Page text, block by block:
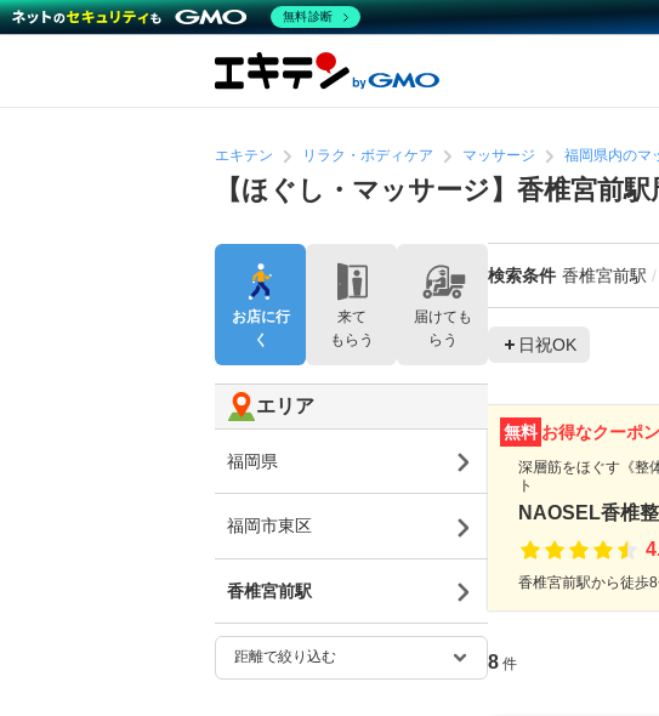
エキテン リラク・ボディケア マッサージ 福岡県内のマ
【ほぐし・マッサージ】香椎宮前
検索条件 香椎宮前駅
日祝OK
無料 お得なクーポ
深層筋をほぐす《整
ト
NAOSEL香椎
香椎宮前駅から徒歩
8 件
お店に行
く
来て
もらう
届けても
らう
エリア
福岡県
福岡市東区
香椎宮前駅
無料診断